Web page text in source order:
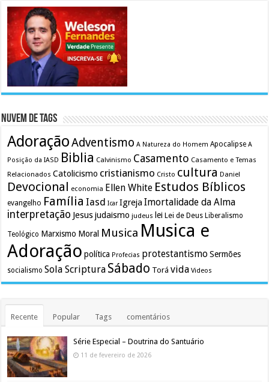
Nuvem de Tags
AdoraçãoAdventismo A Natureza do Homem Apocalipse A
Posição da IASD
Biblia Calvinismo Casamento Casamento e Temas
Relacionados Catolicismo cristianismo Cristo cultura Daniel
Devocional economia Ellen White Estudos Bíblicos
evangelho Família Iasd Icar Igreja Imortalidade da Alma
interpretação Jesusjudaismo judeus lei Lei de Deus Liberalismo
Teológico Marxismo Moral Musica Musica e
Adoração política Profecias protestantismo Sermões
socialismo Sola Scriptura Sábado Torá vida Videos
Recente Popular Tags comentários
Série Especial – Doutrina do Santuário
11 de fevereiro de 2026